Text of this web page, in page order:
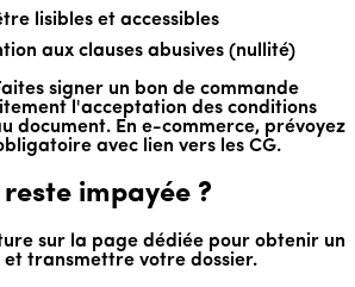
lisibles et accessibles
aux clauses abusives (nullité)
signer un bon de commande
l'acceptation des conditions
document. En e-commerce, prévoyez
avec lien vers les CG.
impayée ?
sur la page dédiée pour obtenir un
transmettre votre dossier.